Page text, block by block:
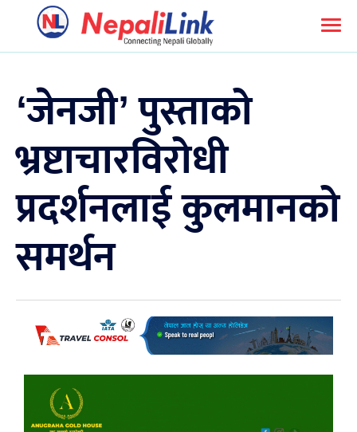
‘जेनजी’ पुस्ताको
भ्रष्टाचारविरोधी
प्रदर्शनलाई कुलमानको
समर्थन